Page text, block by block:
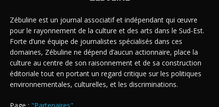
Zébuline est un journal associatif et indépendant qui œuvre
pour le rayonnement de la culture et des arts dans le Sud-Est.
Forte d’une équipe de journalistes spécialisés dans ces
domaines, Zébuline ne dépend d’aucun actionnaire, place la
culture au centre de son raisonnement et de sa construction
éditoriale tout en portant un regard critique sur les politiques
environnementales, culturelles, et les discriminations.